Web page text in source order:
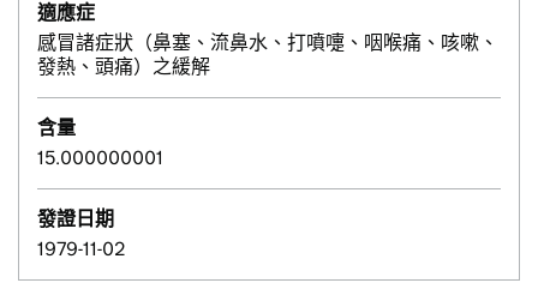
適應症
感冒諸症狀（鼻塞、流鼻水、打噴嚏、咽喉痛、咳嗽、
發熱、頭痛）之緩解
含量
15.000000001
發證日期
1979-11-02